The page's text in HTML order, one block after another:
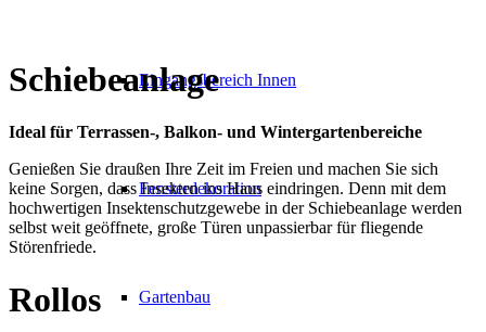
Eingangsbereich Innen
Fensterdekoration
Gartenbau
Schiebeanlage
Ideal für Terrassen-, Balkon- und Wintergartenbereiche
Genießen Sie draußen Ihre Zeit im Freien und machen Sie sich
keine Sorgen, dass Insekten ins Haus eindringen. Denn mit dem
hochwertigen Insektenschutzgewebe in der Schiebeanlage werden
selbst weit geöffnete, große Türen unpassierbar für fliegende
Störenfriede.
Rollos